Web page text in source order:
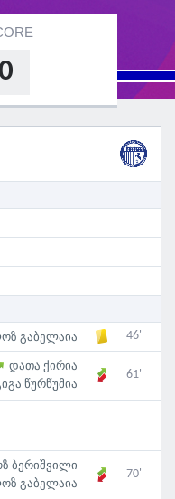
გაბელაია 46'
დათა ქირია
წურწუმია
61'
ბერიშვილი
გაბელაია
70'